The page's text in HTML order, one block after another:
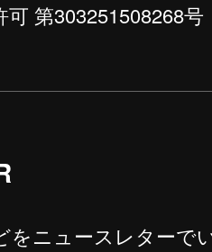
第303251508268号
をニュースレターで